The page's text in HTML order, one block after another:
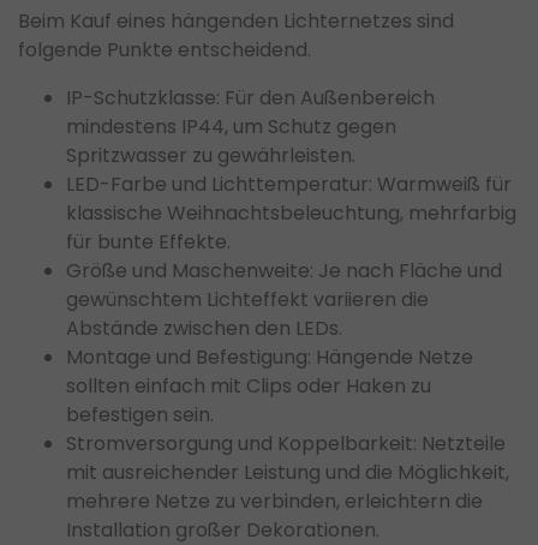
Beim Kauf eines hängenden Lichternetzes sind
folgende Punkte entscheidend.
IP-Schutzklasse: Für den Außenbereich
mindestens IP44, um Schutz gegen
Spritzwasser zu gewährleisten.
LED-Farbe und Lichttemperatur: Warmweiß für
klassische Weihnachtsbeleuchtung, mehrfarbig
für bunte Effekte.
Größe und Maschenweite: Je nach Fläche und
gewünschtem Lichteffekt variieren die
Abstände zwischen den LEDs.
Montage und Befestigung: Hängende Netze
sollten einfach mit Clips oder Haken zu
befestigen sein.
Stromversorgung und Koppelbarkeit: Netzteile
mit ausreichender Leistung und die Möglichkeit,
mehrere Netze zu verbinden, erleichtern die
Installation großer Dekorationen.